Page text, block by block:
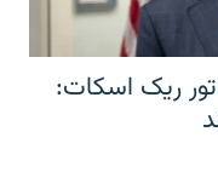
ریک اسکات: